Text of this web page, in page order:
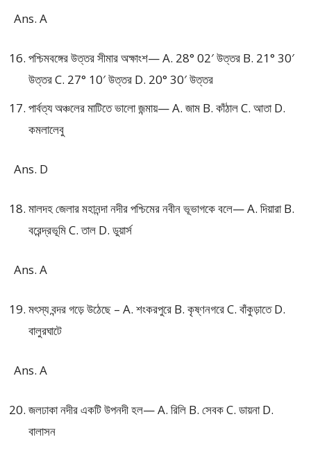
Ans. A
পশ্চিমবঙ্গের উত্তর সীমার অক্ষাংশ— A. 28° 02′ উত্তর B. 21° 30′
উত্তর C. 27° 10′ উত্তর D. 20° 30′ উত্তর
পার্বত্য অঞ্চলের মাটিতে ভালো জন্মায়— A. জাম B. কাঁঠাল C. আতা D.
কমলালেবু
Ans. D
মালদহ জেলার মহানন্দা নদীর পশ্চিমের নবীন ভূভাগকে বলে— A. দিয়ারা B.
বরেন্দ্রভূমি C. তাল D. ডুয়ার্স
Ans. A
মৎস্য বন্দর গড়ে উঠেছে – A. শংকরপুরে B. কৃষ্ণনগরে C. বাঁকুড়াতে D.
বালুরঘাটে
Ans. A
জলঢাকা নদীর একটি উপনদী হল— A. রিলি B. সেবক C. ডায়না D.
বালাসন